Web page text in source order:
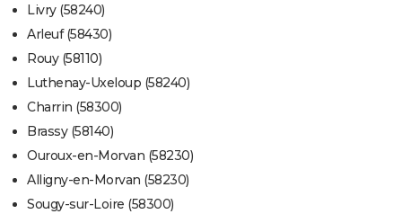
Livry (58240)
Arleuf (58430)
Rouy (58110)
Luthenay-Uxeloup (58240)
Charrin (58300)
Brassy (58140)
Ouroux-en-Morvan (58230)
Alligny-en-Morvan (58230)
Sougy-sur-Loire (58300)